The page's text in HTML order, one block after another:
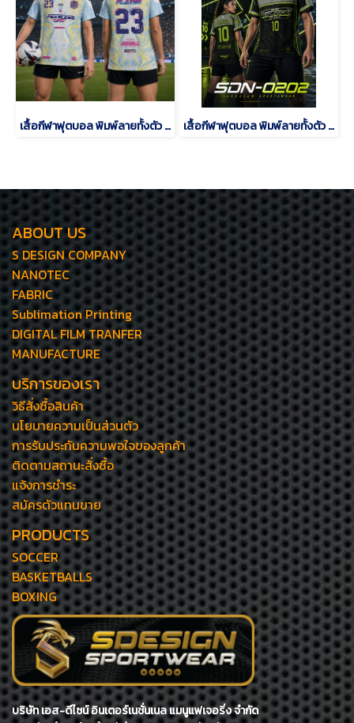
เสื้อกีฬาฟุตบอล พิมพ์ลายทั้งตัว เนื้อผ้า "นาโนเทค"SD-484 เสื้อกีฬาฟุตบอล พิมพ์ลายทั้งตัว เนื้อผ้า "นาโนเทค"SDN-0202
ABOUT US
S DESIGN COMPANY
NANOTEC
FABRIC
Sublimation Printing
DIGITAL FILM TRANFER
MANUFACTURE
บริการของเรา
วิธีสั่งซื้อสินค้า
นโยบายความเป็นส่วนตัว
การรับประกันความพอใจของลูกค้า
ติดตามสถานะสั่งซื้อ
แจ้งการชำระ
สมัครตัวแทนขาย
PRODUCTS
SOCCER
BASKETBALLS
BOXING
บริษัท เอส-ดีไซน์ อินเตอร์เนชั่นเนล แมนูแฟเจอริ่ง จำกัด